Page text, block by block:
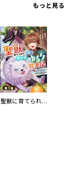
もっと見る
聖獣に育てられた少年の異世界ゆるり放浪記～神様からもらったチート魔法で、仲間たちとスローライフを満喫中～【分冊版】